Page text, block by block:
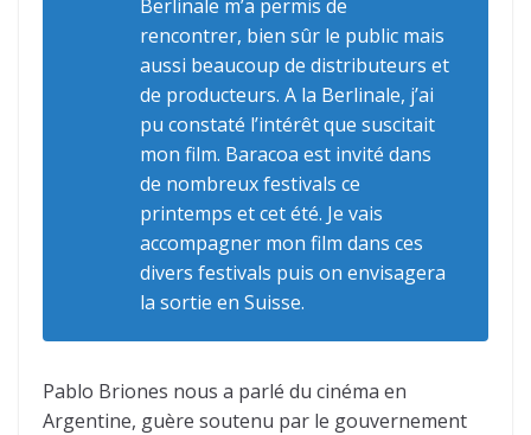
Berlinale m’a permis de
rencontrer, bien sûr le public mais
aussi beaucoup de distributeurs et
de producteurs. A la Berlinale, j’ai
pu constaté l’intérêt que suscitait
mon film. Baracoa est invité dans
de nombreux festivals ce
printemps et cet été. Je vais
accompagner mon film dans ces
divers festivals puis on envisagera
la sortie en Suisse.
Pablo Briones nous a parlé du cinéma en
Argentine, guère soutenu par le gouvernement